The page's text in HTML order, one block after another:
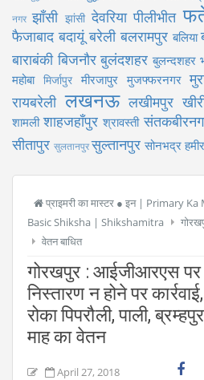
नगर झाँसी झांसी देवरिया पीलीभीत
फैजाबाद बदायूं बरेली बलरामपुर बलिया
बाराबंकी बिजनौर बुलंदशहर बुलन्दशहर
महोबा मिर्जापुर मीरजापुर मुजफ्फरनगर
रायबरेली लखनऊ लखीमपुर
शामली शाहजहाँपुर श्रावस्ती
सीतापुर सुलतानपुरसुल्तानपुर सोनभद्र
प्राइमरी का मास्टर ● इन | Primary
Basic Shiksha | Shikshamitra
वेतन बाधित
गोरखपुर : आईजीआरएस पर
निस्तारण न होने पर
रोका पिपरौली, पाली,
माह का वेतन
April 27, 2018